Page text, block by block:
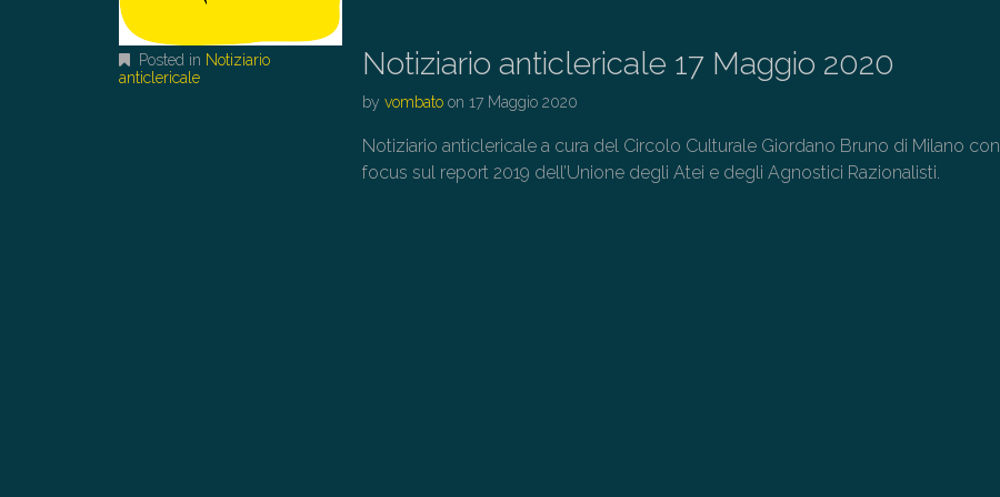
Posted in Notiziario
anticlericale
Notiziario anticlericale 17 Maggio 2020
byvombato on 17 Maggio 2020
Notiziario anticlericale a cura del Circolo Culturale Giordano Bruno di Milano con
focus sul report 2019 dell’Unione degli Atei e degli Agnostici Razionalisti.